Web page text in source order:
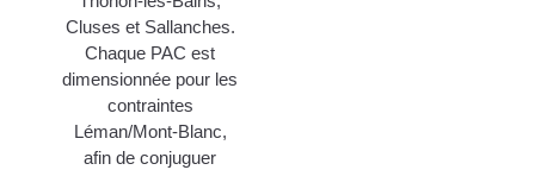
Cluses et Sallanches.
Chaque PAC est
dimensionnée pour les
contraintes
Léman/Mont-Blanc,
afin de conjuguer